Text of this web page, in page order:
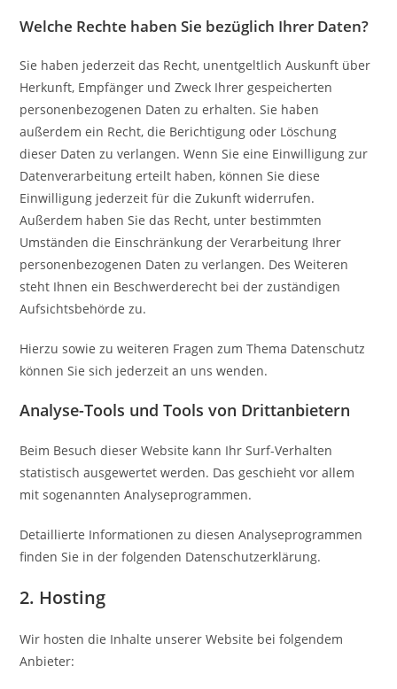
Welche Rechte haben Sie bezüglich Ihrer Daten?
Sie haben jederzeit das Recht, unentgeltlich Auskunft über
Herkunft, Empfänger und Zweck Ihrer gespeicherten
personenbezogenen Daten zu erhalten. Sie haben
außerdem ein Recht, die Berichtigung oder Löschung
dieser Daten zu verlangen. Wenn Sie eine Einwilligung zur
Datenverarbeitung erteilt haben, können Sie diese
Einwilligung jederzeit für die Zukunft widerrufen.
Außerdem haben Sie das Recht, unter bestimmten
Umständen die Einschränkung der Verarbeitung Ihrer
personenbezogenen Daten zu verlangen. Des Weiteren
steht Ihnen ein Beschwerderecht bei der zuständigen
Aufsichtsbehörde zu.
Hierzu sowie zu weiteren Fragen zum Thema Datenschutz
können Sie sich jederzeit an uns wenden.
Analyse-Tools und Tools von Dritt­anbietern
Beim Besuch dieser Website kann Ihr Surf-Verhalten
statistisch ausgewertet werden. Das geschieht vor allem
mit sogenannten Analyseprogrammen.
Detaillierte Informationen zu diesen Analyseprogrammen
finden Sie in der folgenden Datenschutzerklärung.
2. Hosting
Wir hosten die Inhalte unserer Website bei folgendem
Anbieter: